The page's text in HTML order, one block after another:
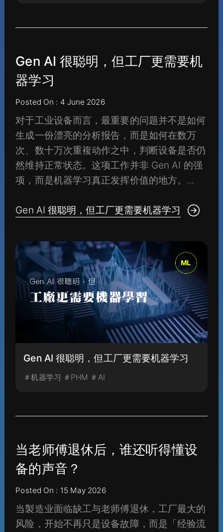
Gen AI 很聪明，但工厂更需要机
器学习
Posted On : 4 June 2026
对于工业设备而言，最重要的问题并不是如何
生成一份漂亮的分析报告，而是如何在数万
次、数十万次重複动作之中，判断设备是否仍
然维持正常状态。这项工作并非 Gen AI 的强
项，而是机器学习真正发挥价值的地方。...
Gen AI 很聪明，但工厂更需要机器学习
Gen AI 很聪明，但工厂更需要机器学习
＃机器学习 ＃PHM ＃AI
当老师傅退休后，谁还听得懂设
备的声音？
Posted On : 15 May 2026
当製造业面临缺工与老师傅退休，工厂最大的
风险，开始不再只是设备故障，而是「经验流